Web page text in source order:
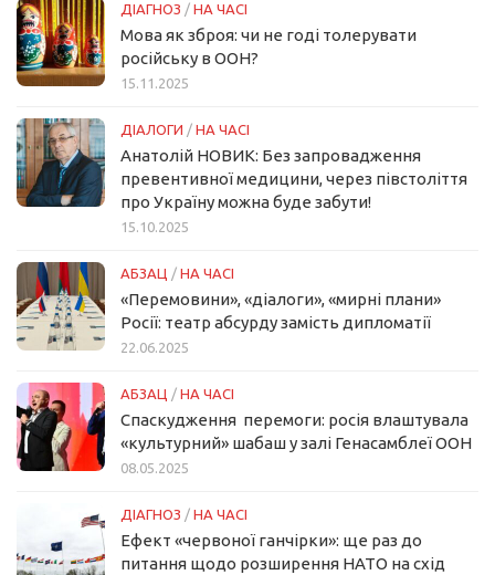
ДІАГНОЗ / НА ЧАСІ
Мова як зброя: чи не годі толерувати
російську в ООН?
15.11.2025
ДІАЛОГИ / НА ЧАСІ
Анатолій НОВИК: Без запровадження
превентивної медицини, через півстоліття
про Україну можна буде забути!
15.10.2025
АБЗАЦ / НА ЧАСІ
«Перемовини», «діалоги», «мирні плани»
Росії: театр абсурду замість дипломатії
22.06.2025
АБЗАЦ / НА ЧАСІ
Спаскудження перемоги: росія влаштувала
«культурний» шабаш у залі Генасамблеї ООН
08.05.2025
ДІАГНОЗ / НА ЧАСІ
Ефект «червоної ганчірки»: ще раз до
питання щодо розширення НАТО на схід